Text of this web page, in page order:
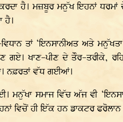
ਹੈ। ਮਜ਼ਬੂਰ ਮਨੁੱਖ ਇਹਨਾਂ ਧਰਮਾਂ
ਹੈ।
ਵਿਧਾਨ ਤਾਂ ‘ਇਨਸਾਨੀਅਤ ਅਤੇ
ਗਏ। ਖਾਣ-ਪੀਣ ਦੇ ਤੌਰ-ਤਰੀਕੇ,
ਨਫ਼ਰਤਾਂ ਵੱਧ ਗਈਆਂ।
ਮਨੁੱਖਾ ਸਮਾਜ ਵਿੱਚ ਅੱਜ ਵੀ
ਵਿਚੋਂ ਹੀ ਇੱਕ ਹਨ ਡਾਕਟਰ